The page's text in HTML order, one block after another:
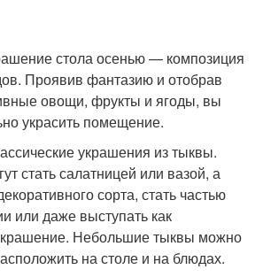
стола осенью — композиция
Проявив фантазию и отобрав
овощи, фрукты и ягоды, вы
украсить помещение.
украшения из тыквы.
стать салатницей или вазой, а
сорта, стать частью
или даже выступать как
Небольшие тыквы можно
на столе и на блюдах.